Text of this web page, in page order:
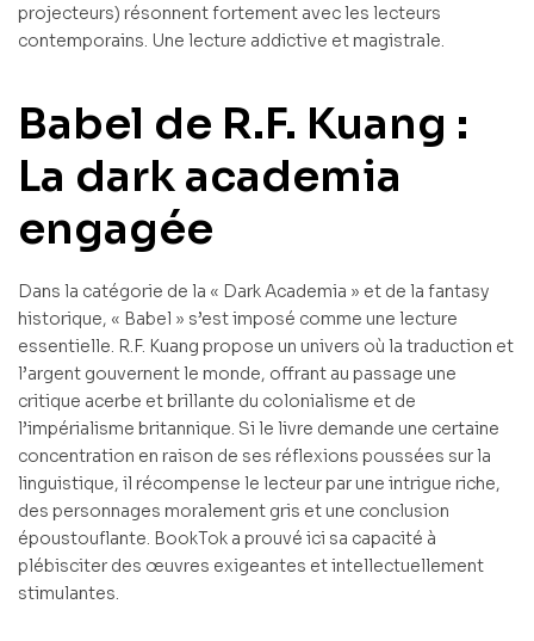
projecteurs) résonnent fortement avec les lecteurs
contemporains. Une lecture addictive et magistrale.
Babel de R.F. Kuang :
La dark academia
engagée
Dans la catégorie de la « Dark Academia » et de la fantasy
historique, « Babel » s’est imposé comme une lecture
essentielle. R.F. Kuang propose un univers où la traduction et
l’argent gouvernent le monde, offrant au passage une
critique acerbe et brillante du colonialisme et de
l’impérialisme britannique. Si le livre demande une certaine
concentration en raison de ses réflexions poussées sur la
linguistique, il récompense le lecteur par une intrigue riche,
des personnages moralement gris et une conclusion
époustouflante. BookTok a prouvé ici sa capacité à
plébisciter des œuvres exigeantes et intellectuellement
stimulantes.